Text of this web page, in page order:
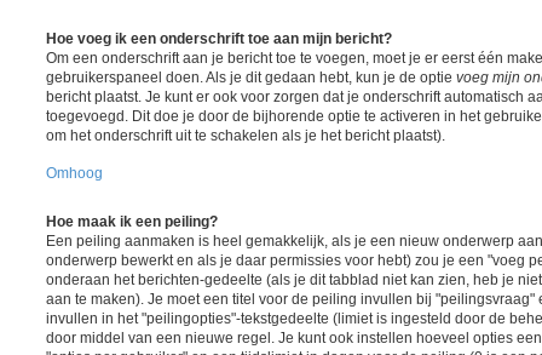
Hoe voeg ik een onderschrift toe aan mijn bericht?
Om een onderschrift aan je bericht toe te voegen, moet je er eerst één
gebruikerspaneel doen. Als je dit gedaan hebt, kun je de optie voeg mijn
bericht plaatst. Je kunt er ook voor zorgen dat je onderschrift automatisch
toegevoegd. Dit doe je door de bijhorende optie te activeren in het
om het onderschrift uit te schakelen als je het bericht plaatst).
Omhoog
Hoe maak ik een peiling?
Een peiling aanmaken is heel gemakkelijk, als je een nieuw onderwerp
onderwerp bewerkt en als je daar permissies voor hebt) zou je een "voeg
onderaan het berichten-gedeelte (als je dit tabblad niet kan zien, heb je
aan te maken). Je moet een titel voor de peiling invullen bij
invullen in het "peilingopties"-tekstgedeelte (limiet is ingesteld door de
door middel van een nieuwe regel. Je kunt ook instellen hoeveel opties